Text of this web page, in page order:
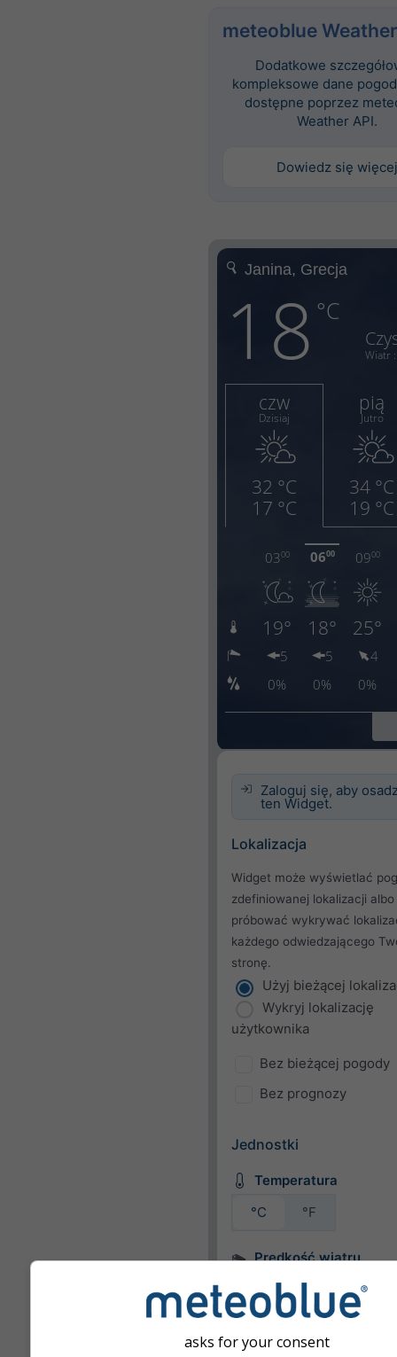
meteoblue
Dodatkowe
kompleksowe dane
dostępne poprzez
Weather API.
Dowiedz się więcej
Zaloguj się, aby
ten Widget.
Lokalizacja
Widget może wyświetlać
zdefiniowanej lokalizacji albo
próbować wykrywać
każdego odwiedzającego
stronę.
Użyj bieżącej
Wykryj lokalizację
użytkownika
Bez bieżącej pogody
Bez prognozy
Jednostki
Temperatura
°C
°F
Prędkość wiatru
bft
km/h
asks for your consent